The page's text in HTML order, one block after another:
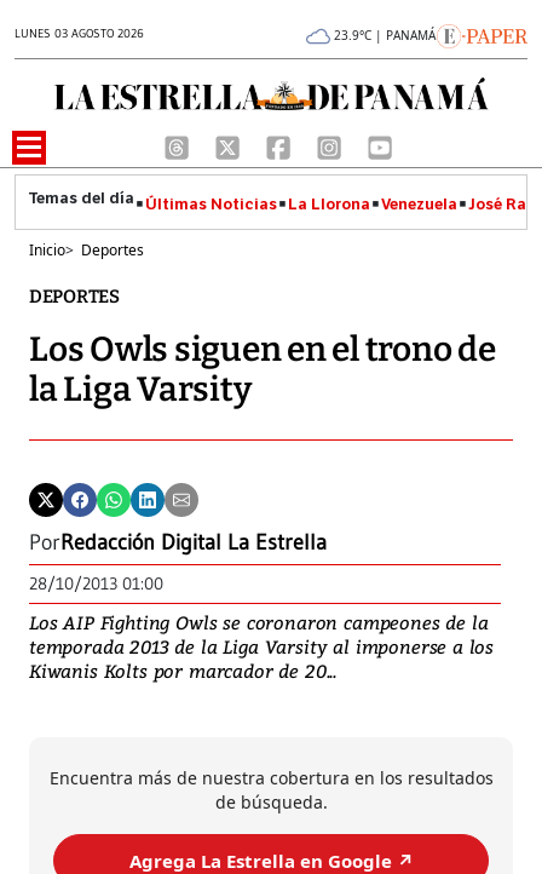
LUNES 03 AGOSTO 2026 23.9°C | PANAMÁ
Últimas Noticias La Llorona Venezuela José
Inicio> Deportes
DEPORTES
Los Owls siguen en el trono de
la Liga Varsity
PorRedacción Digital La Estrella
28/10/2013 01:00
Los AIP Fighting Owls se coronaron campeones de la
temporada 2013 de la Liga Varsity al imponerse a los
Kiwanis Kolts por marcador de 20...
Encuentra más de nuestra cobertura en los resultados
de búsqueda.
Agrega La Estrella en Google ↗️